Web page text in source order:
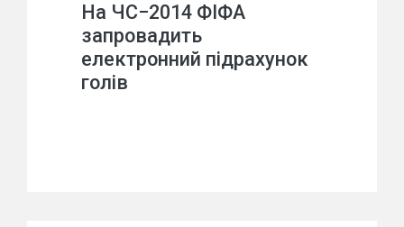
На ЧС−2014 ФІФА
запровадить
електронний підрахунок
голів